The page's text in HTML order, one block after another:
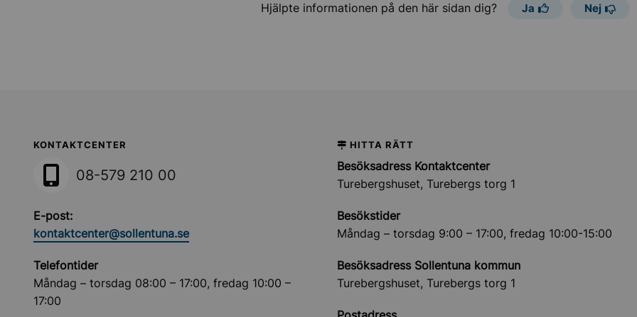
Hjälpte informationen på den här sidan dig? Ja Nej
Sollentuna Kommun
KONTAKTCENTER
08-579 210 00
E-post:
kontaktcenter@sollentuna.se
Telefontider
Måndag – torsdag 08:00 – 17:00, fredag 10:00 –
17:00
HITTA RÄTT
Besöksadress Kontaktcenter
Turebergshuset, Turebergs torg 1
Besökstider
Måndag – torsdag 9:00 – 17:00, fredag 10:00-15:00
Besöksadress Sollentuna kommun
Turebergshuset, Turebergs torg 1